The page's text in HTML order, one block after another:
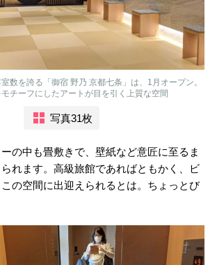
室数を誇る「御宿 野乃 京都七条」は、1月オープン。
チーフにしたアートが目を引く上質な空間
写真31枚
の中も畳敷きで、壁紙など意匠に至るま
れます。高級旅館であればともかく、ビ
の空間に出迎えられるとは。ちょっとび